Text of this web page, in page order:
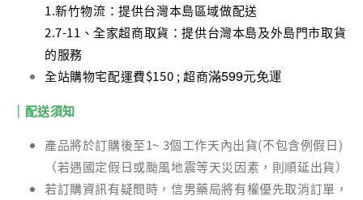
1.新竹物流：提供台灣本島區域做配送
2.7-11、全家超商取貨：提供台灣本島及外島門市取貨
的服務
全站購物宅配運費$150 ; 超商滿599元免運
｜配送須知
產品將於訂購後至1~ 3個工作天內出貨(不包含例假日)
（若遇國定假日或颱風地震等天災因素，則順延出貨）
若訂購資訊有疑問時，信男藥局將有權優先取消訂單，